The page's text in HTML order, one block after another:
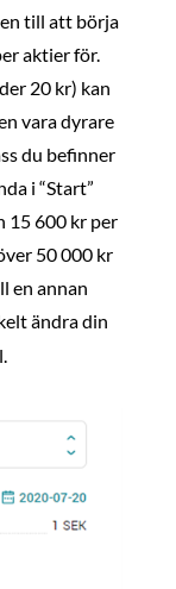
till att börja
aktier för.
20 kr) kan
vara dyrare
du befinner
i “Start”
15 600 kr per
50 000 kr
en annan
ändra din